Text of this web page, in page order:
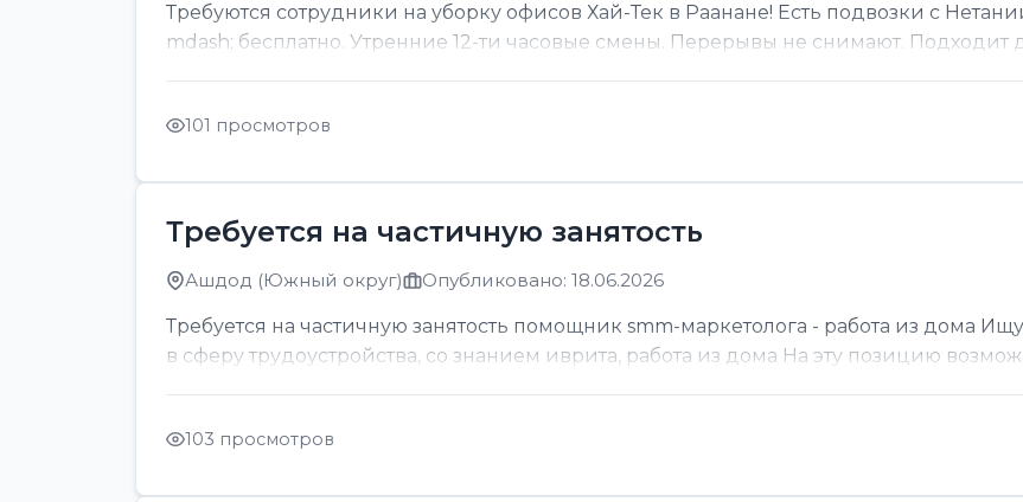
Требуются сотрудники на уборку офисов Хай-Тек в Раанане! Есть подвозки с
mdash; бесплатно. Утренние 12-ти часовые смены. Перерывы не снимают. Подходит
101 просмотров
Требуется на частичную занятость
Ашдод (Южный округ) Опубликовано: 18.06.2026
Требуется на частичную занятость помощник smm-маркетолога - работа из дома
в сферу трудоустройства, со знанием иврита, работа из дома На эту позицию
103 просмотров